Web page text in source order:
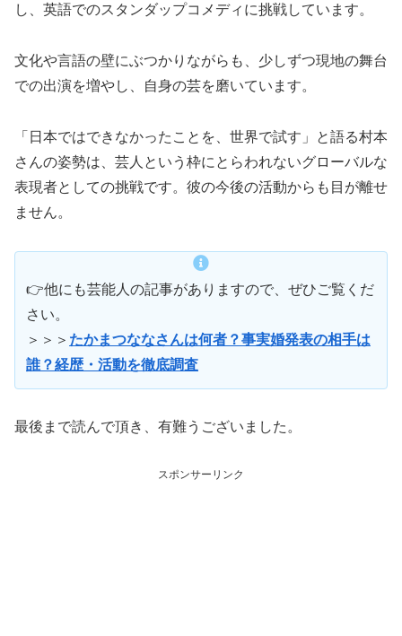
し、英語でのスタンダップコメディに挑戦しています。
文化や言語の壁にぶつかりながらも、少しずつ現地の舞台
での出演を増やし、自身の芸を磨いています。
「日本ではできなかったことを、世界で試す」と語る村本
さんの姿勢は、芸人という枠にとらわれないグローバルな
表現者としての挑戦です。彼の今後の活動からも目が離せ
ません。
👉他にも芸能人の記事がありますので、ぜひご覧くだ
さい。
＞＞＞ たかまつななさんは何者？事実婚発表の相手は
誰？経歴・活動を徹底調査
最後まで読んで頂き、有難うございました。
スポンサーリンク